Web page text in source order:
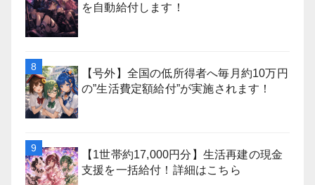
を自動給付します！
【号外】全国の低所得者へ毎月約10万円
の”生活費定額給付”が実施されます！
【1世帯約17,000円分】生活再建の現金
支援を一括給付！詳細はこちら